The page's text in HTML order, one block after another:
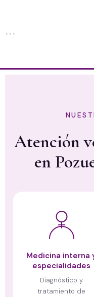
```
Atención
en
Medicina interna
especialidades
Diagnóstico y
tratamiento de